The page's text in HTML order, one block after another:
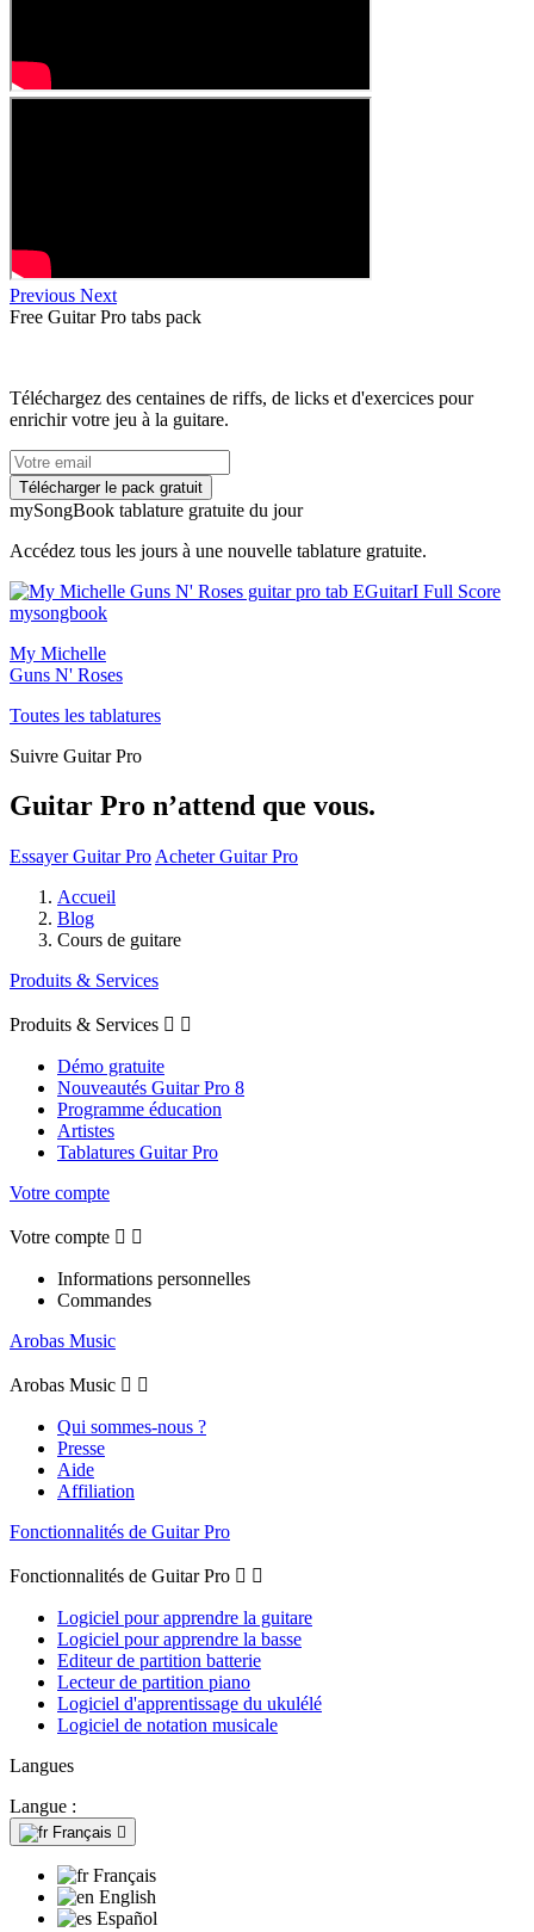
Previous Next
Free Guitar Pro tabs pack
Téléchargez des centaines de riffs, de licks et d'exercices pour
enrichir votre jeu à la guitare.
mySongBook tablature gratuite du jour
Accédez tous les jours à une nouvelle tablature gratuite.
My Michelle
Guns N' Roses
Toutes les tablatures
Suivre Guitar Pro
Guitar Pro n’attend que vous.
Essayer Guitar Pro Acheter Guitar Pro
Accueil
Blog
Cours de guitare
Produits & Services
Produits & Services  
Démo gratuite
Nouveautés Guitar Pro 8
Programme éducation
Artistes
Tablatures Guitar Pro
Votre compte
Votre compte  
Informations personnelles
Commandes
Arobas Music
Arobas Music  
Qui sommes-nous ?
Presse
Aide
Affiliation
Fonctionnalités de Guitar Pro
Fonctionnalités de Guitar Pro  
Logiciel pour apprendre la guitare
Logiciel pour apprendre la basse
Editeur de partition batterie
Lecteur de partition piano
Logiciel d'apprentissage du ukulélé
Logiciel de notation musicale
Langues
Langue :
Français 
Français
English
Español